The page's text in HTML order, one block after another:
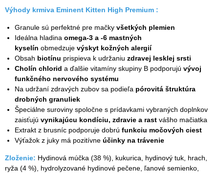
Výhody krmiva Eminent Kitten High Premium :
Granule sú perfektné pre mačky všetkých plemien
Ideálna hladina omega-3 a -6 mastných
kyselín obmedzuje výskyt kožných alergií
Obsah biotínu prispieva k udržaniu zdravej lesklej srsti
Cholín chlorid a ďalšie vitamíny skupiny B podporujú vývoj
funkčného nervového systému
Na udržaní zdravých zubov sa podieľa pórovitá štruktúra
drobných granuliek
Špeciálne suroviny spoločne s prídavkami vybraných doplnkov
zaisťujú vynikajúcu kondíciu, zdravie a rast vášho mačiatka
Extrakt z brusníc podporuje dobrú funkciu močových ciest
Výťažok z juky má pozitívne účinky na trávenie
Zloženie: Hydinová múčka (38 %), kukurica, hydinový tuk, hrach,
ryža (4 %), hydrolyzované hydinové pečene, ľanové semienko,